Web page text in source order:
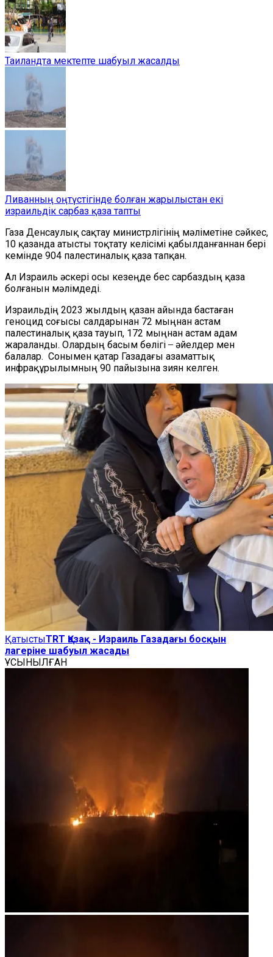
Таиландта мектепте шабуыл жасалды
Ливанның оңтүстігінде болған жарылыстан екі
израильдік сарбаз қаза тапты
Газа Денсаулық сақтау министрлігінің мәліметіне сәйкес,
10 қазанда атысты тоқтату келісімі қабылданғаннан бері
кемінде 904 палестиналық қаза тапқан.
Ал Израиль әскері осы кезеңде бес сарбаздың қаза
болғанын мәлімдеді.
Израильдің 2023 жылдың қазан айында бастаған
геноцид соғысы салдарынан 72 мыңнан астам
палестиналық қаза тауып, 172 мыңнан астам адам
жараланды. Олардың басым бөлігі ̶ әйелдер мен
балалар. Сонымен қатар Газадағы азаматтық
инфрақұрылымның 90 пайызына зиян келген.
ҚатыстыTRT Қазақ - Израиль Газадағы босқын
лагеріне шабуыл жасады
ҰСЫНЫЛҒАН